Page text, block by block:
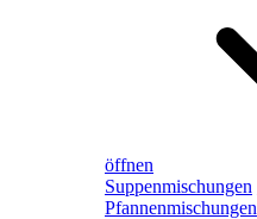
öffnen
Suppenmischungen
Pfannenmischungen